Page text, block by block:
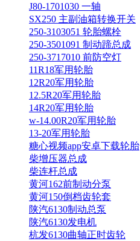
J80-1701030 一轴
SX250 主副油箱转换开关
250-3103051 轮胎螺栓
250-3501091 制动蹄总成
250-3717010 前防空灯
11R18军用轮胎
12R20军用轮胎
12.5R20军用轮胎
14R20军用轮胎
w-14.00R20军用轮胎
13-20军用轮胎
糖心视频app安卓下载轮胎
柴增压器总成
柴连杆总成
黄河162前制动分泵
黄河150倒档齿轮套
陕汽6130制动总泵
陕汽6130发电机
杭发6130曲轴正时齿轮